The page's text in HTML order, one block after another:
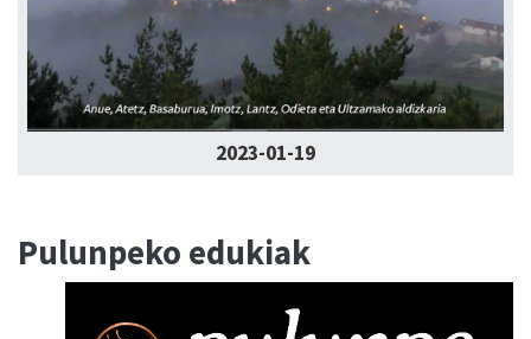
2023-01-19
Pulunpeko edukiak